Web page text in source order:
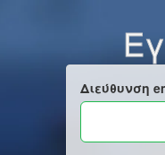
Διεύθυνση